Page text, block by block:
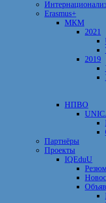
Erasmus+
МКМ
2021
2019
НПВО
Партнёры
Проекты
IQEduU